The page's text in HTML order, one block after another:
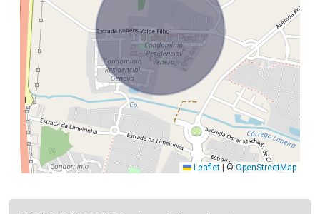
Leaflet ©OpenStreetMap